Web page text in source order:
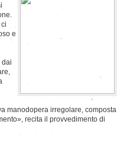
e
dai
manodopera irregolare, composta
recita il provvedimento di